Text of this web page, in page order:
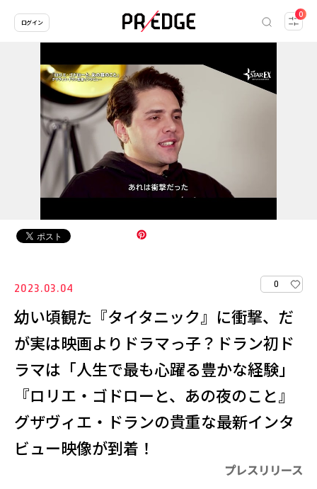
0
ログイン
2023.03.04 0
幼い頃観た『タイタニック』に衝撃、だ
が実は映画よりドラマっ子？ドラン初ド
ラマは「人生で最も心躍る豊かな経験」
『ロリエ・ゴドローと、あの夜のこと』
グザヴィエ・ドランの貴重な最新インタ
ビュー映像が到着！
プレスリリース